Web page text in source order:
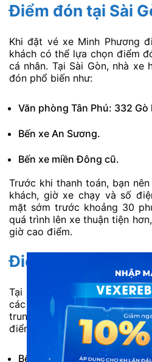
Điểm đón tại Sài
Khi đặt vé xe Minh Phương
khách có thể lựa chọn điểm
cá nhân. Tại Sài Gòn, nhà
đón phổ biến như:
Văn phòng Tân Phú: 332 Gò
Bến xe An Sương.
Bến xe miền Đông cũ.
Trước khi thanh toán, bạn
khách, giờ xe chạy và số
mặt sớm trước khoảng 30
quá trình lên xe thuận tiện
giờ cao điểm.
Điểm trả tại Huế
Tại Huế, Minh Phương (MP
các điểm thuận tiện cho
trung tâm thành phố hoặc
điểm trả gồm:
Bến xe phía Nam Huế.